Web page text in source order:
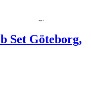
Set Göteborg,